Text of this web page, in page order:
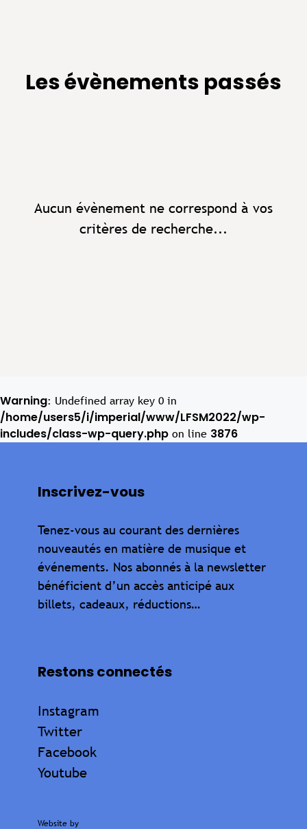
Les évènements passés
Aucun évènement ne correspond à vos
critères de recherche...
Warning: Undefined array key 0 in
/home/users5/i/imperial/www/LFSM2022/wp-
includes/class-wp-query.php on line 3876
Inscrivez-vous
Tenez-vous au courant des dernières
nouveautés en matière de musique et
événements. Nos abonnés à la newsletter
bénéficient d’un accès anticipé aux
billets, cadeaux, réductions…
Restons connectés
Instagram
Twitter
Facebook
Youtube
Website by